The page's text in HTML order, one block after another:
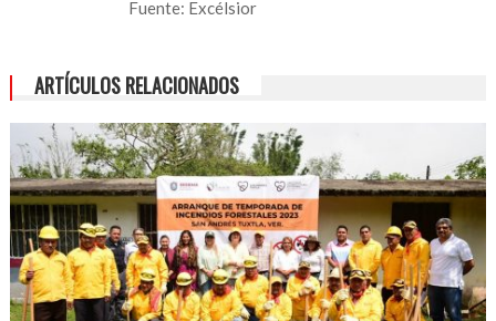
Fuente: Excélsior
ARTÍCULOS RELACIONADOS